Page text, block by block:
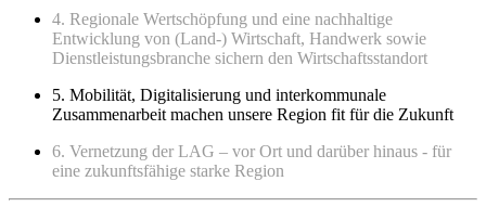
4. Regionale Wertschöpfung und eine nachhaltige
Entwicklung von (Land-) Wirtschaft, Handwerk sowie
Dienstleistungsbranche sichern den Wirtschaftsstandort
5. Mobilität, Digitalisierung und interkommunale
Zusammenarbeit machen unsere Region fit für die Zukunft
6. Vernetzung der LAG – vor Ort und darüber hinaus - für
eine zukunftsfähige starke Region